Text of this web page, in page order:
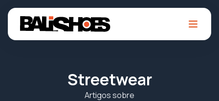
Streetwear
Artigos sobre